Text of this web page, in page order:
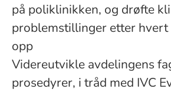
på poliklinikken, og drøfte
problemstillinger etter hvert
opp
Videreutvikle avdelingens
prosedyrer, i tråd med IVC